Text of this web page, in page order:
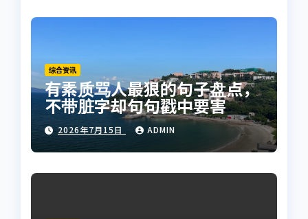
综合资讯
有素质骂人最狠的句子盘点，
不带脏字却句句戳中要害
2026年7月15日 ADMIN